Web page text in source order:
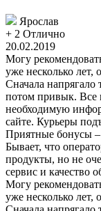
Ярослав
+ 2 Отлично
20.02.2019
Могу
уже несколько
Сначала напрягало
потом привык. Все
необходимую
сайте. Курьеры
Приятные бонусы –
Бывает, что
продукты, но не
сервис и качество
Могу
уже несколько